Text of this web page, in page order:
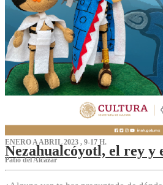
ENERO A ABRIL 2023 , 9-17 H.
Nezahualcóyotl, el rey y
Patio del Alcázar